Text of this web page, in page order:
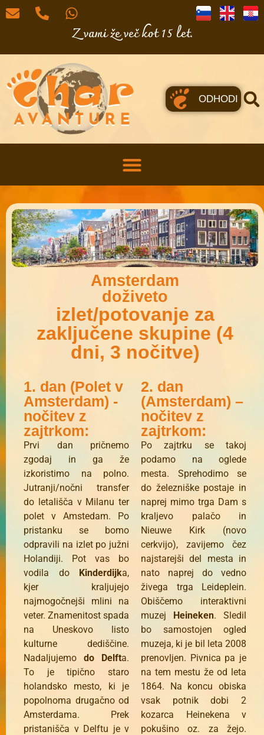
Z vami že več kot 15 let.
ODHODI
Amsterdam
doživeto
izlet/potovanje za
zaključene skupine (4
dni, 3 nočitve)
1. dan (Polet v
Amsterdam) -
nočitev z
zajtrkom:
Prvi dan pričnemo
zgodaj in ga že
izkoristimo na polno.
Jutranji/nočni transfer
do letališča v Milanu ter
polet v Amstedam. Po
pristanku se bomo
odpravili na izlet po južni
Holandiji. Pot vas bo
vodila do Kinderdijka,
kjer kraljujejo
najmogočnejši mlini na
veter. Znamenitost spada
na Uneskovo listo
kulturne dediščine.
Nadaljujemo do Delfta.
To je tipično staro
holandsko mesto, ki je
popolnoma drugačno od
Amsterdama. Prek
pristanišča v Delftu je v
2. dan
(Amsterdam) –
nočitev z
zajtrkom:
Po zajtrku se takoj
podamo na oglede
mesta. Sprehodimo se
do železniške postaje in
naprej mimo trga Dam s
kraljevo palačo in
Nieuwe Kirk (novo
cerkvijo), zavijemo čez
najstarejši del mesta in
nato naprej do vedno
živega trga Leideplein.
Obiščemo interaktivni
muzej Heineken. Sledil
bo samostojen ogled
muzeja, ki je bil leta 2008
prenovljen. Pivnica pa je
na tem mestu že od leta
1864. Na koncu obiska
vsak potnik dobi 2
kozarca Heinekena v
pokušino oz. za žejo.